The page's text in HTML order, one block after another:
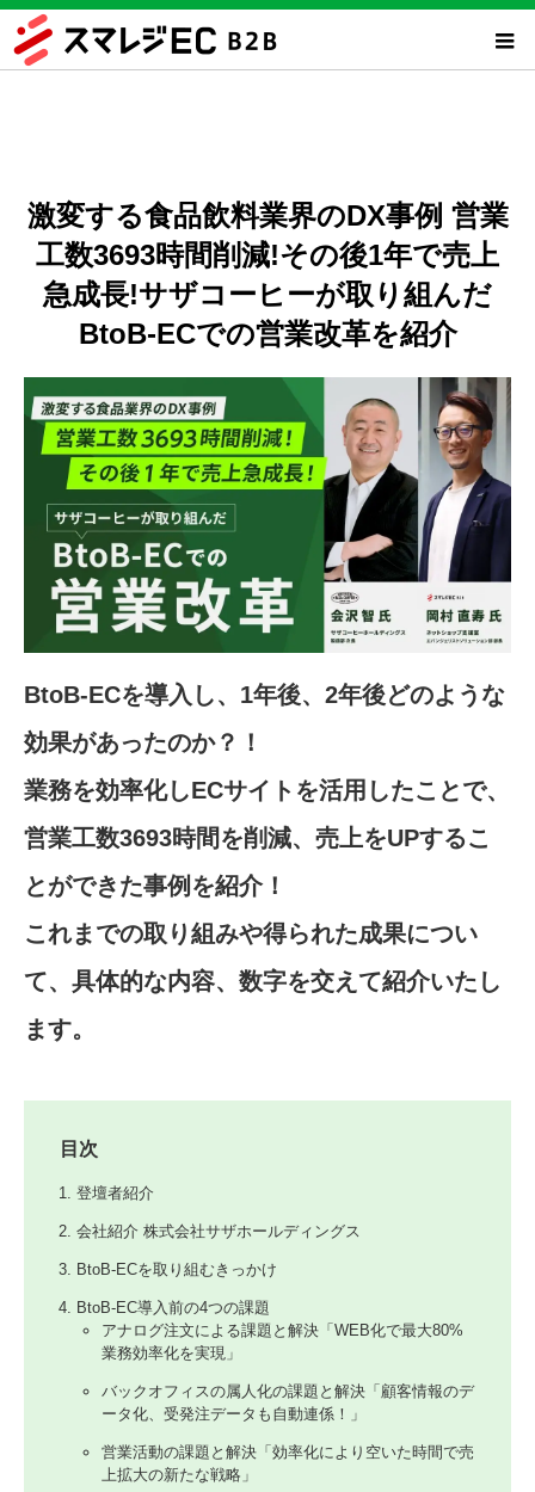
激変する食品飲料業界のDX事例 営業
工数3693時間削減!その後1年で売上
急成長!サザコーヒーが取り組んだ
BtoB-ECでの営業改革を紹介
BtoB-ECを導入し、1年後、2年後どのような
効果があったのか？！
業務を効率化しECサイトを活用したことで、
営業工数3693時間を削減、売上をUPするこ
とができた事例を紹介！
これまでの取り組みや得られた成果につい
て、具体的な内容、数字を交えて紹介いたし
ます。
目次
登壇者紹介
会社紹介 株式会社サザホールディングス
BtoB-ECを取り組むきっかけ
BtoB-EC導入前の4つの課題
アナログ注文による課題と解決「WEB化で最大80%
業務効率化を実現」
バックオフィスの属人化の課題と解決「顧客情報のデ
ータ化、受発注データも自動連係！」
営業活動の課題と解決「効率化により空いた時間で売
上拡大の新たな戦略」